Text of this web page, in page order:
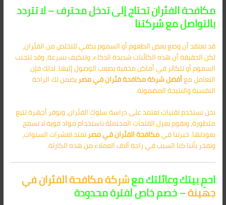
مكافحة الفئران تحتاج إلى تدخل محترف – لا تتردد
بالتواصل مع شركتنا
قد تعتقد أن وضع بعض الطعوم أو السموم يكفي للتخلص من الفئران،
لكن الحقيقة أن هذه الكائنات شديدة الذكاء، وتتكيف بسرعة، وقد تتجنب
السموم أو تتكاثر في أماكن مخفية يصعب الوصول إليها. لذلك فإن
التعامل معأفضل شركة مكافحة فئران في مصريضمن لك الراحة
النفسية والنتيجة المضمونة.
نحن نستخدم تقنيات تعتمد على دراسة سلوك الفئران، ونوفر أجهزة تتبع
متطورة، ونقوم بعزل الفتحات المحتملة باستخدام مواد قوية لا تسمح
بعودتها. خبرتنا فيمكافحة الفئران فيمصرتمتد لعشرات السنوات،
ونفخر بأننا كنا السبب في راحة آلاف العملاء من هذه الكارثة.
احمِ بيتك وعائلتك معشركة مكافحة الفئران في
جهينة– خصم خاص لفترة محدودة